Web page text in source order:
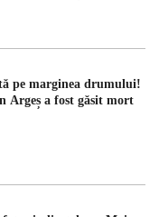
pe marginea drumului!
Argeș a fost găsit mort